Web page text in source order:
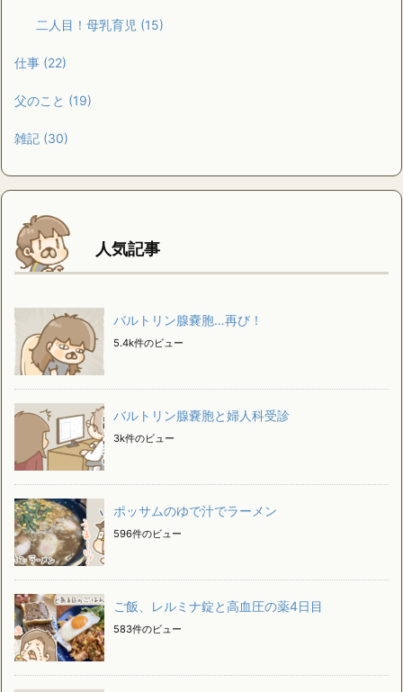
二人目！母乳育児 (15)
仕事 (22)
父のこと (19)
雑記 (30)
人気記事
バルトリン腺嚢胞…再び！
5.4k件のビュー
バルトリン腺嚢胞と婦人科受診
3k件のビュー
ポッサムのゆで汁でラーメン
596件のビュー
ご飯、レルミナ錠と高血圧の薬4日目
583件のビュー